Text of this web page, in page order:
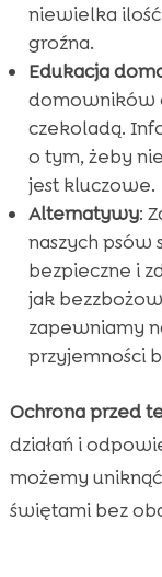
niewielka
groźna.
Edukacja
domowników
czekoladą.
o tym, żeby
jest kluczowe.
Alternatywy:
naszych psów
bezpieczne i
jak
zapewniamy
przyjemności
Ochrona przed
działań i
możemy
świętami bez